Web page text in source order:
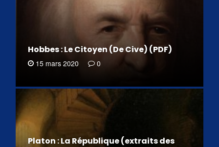
Hobbes : Le Citoyen (De Cive) (PDF)
15 mars 2020 0
Platon : La République (extraits des